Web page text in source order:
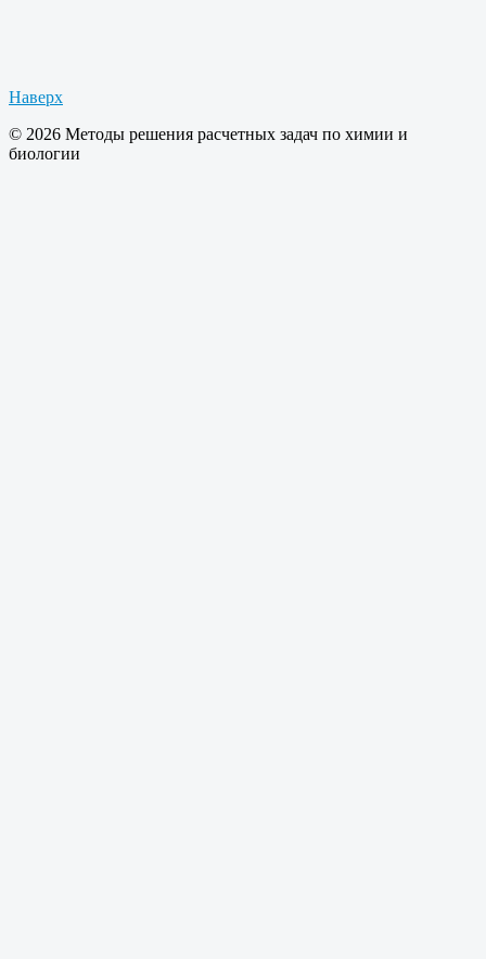
Наверх
© 2026 Методы решения расчетных задач по химии и
биологии